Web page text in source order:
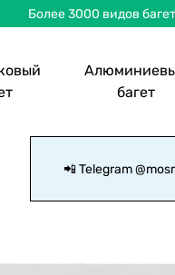
Более 3000 видов
багет
📲 Telegram